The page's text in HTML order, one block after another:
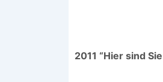
2011 “Hier sind